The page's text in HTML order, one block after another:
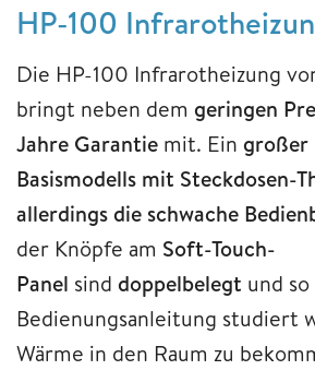
HP-100
Die HP-100 Infrarotheizung
bringt neben dem geringen
Jahre Garantie mit. Ein großer
Basismodells mit Steckdosen-
allerdings die schwache
der Knöpfe am Soft-Touch-
Panel sind doppelbelegt und
Bedienungsanleitung studiert
Wärme in den Raum zu